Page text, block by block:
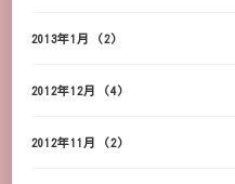
2013年1月 (2)
2012年12月 (4)
2012年11月 (2)